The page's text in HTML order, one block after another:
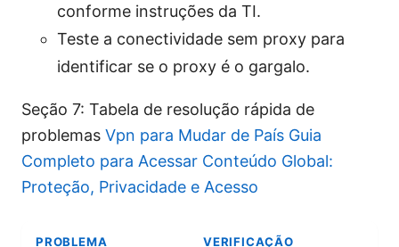
conforme instruções da TI.
Teste a conectividade sem proxy para
identificar se o proxy é o gargalo.
Seção 7: Tabela de resolução rápida de
problemas Vpn para Mudar de País Guia
Completo para Acessar Conteúdo Global:
Proteção, Privacidade e Acesso
PROBLEMA VERIFICAÇÃO